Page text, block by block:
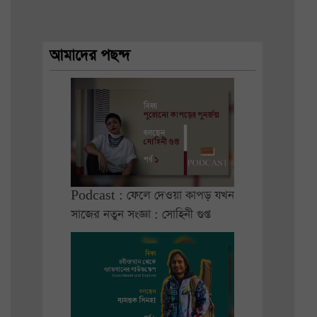
আমাদের পছন্দ
Podcast : ফেলে দেওয়া কাপড় যখন
সাজের নতুন সংজ্ঞা : সোহিনী গুপ্ত